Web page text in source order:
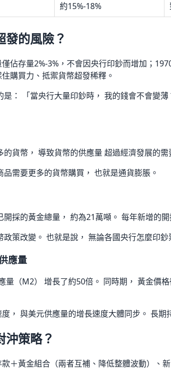
約15%-18%
發的風險？
佔存量2%-3%，不會因央行印鈔而增加；
購買力、抵禦貨幣超發稀釋。
： 「當央行大量印鈔時， 我的錢會不會變
貨幣， 導致貨幣的供應量 超過經濟發展的需
需要更多的貨幣購買， 也就是通貨膨脹。
採的黃金總量， 約為21萬噸。 每年新增的
策改變。 也就是說， 無論各國央行怎麼印
應量
量（M2） 增長了約50倍。 同時期， 黃金價
， 與美元供應量的增長速度大體同步。 長期
沖策略？
＋黃金組合（兩者互補、降低整體波動）、